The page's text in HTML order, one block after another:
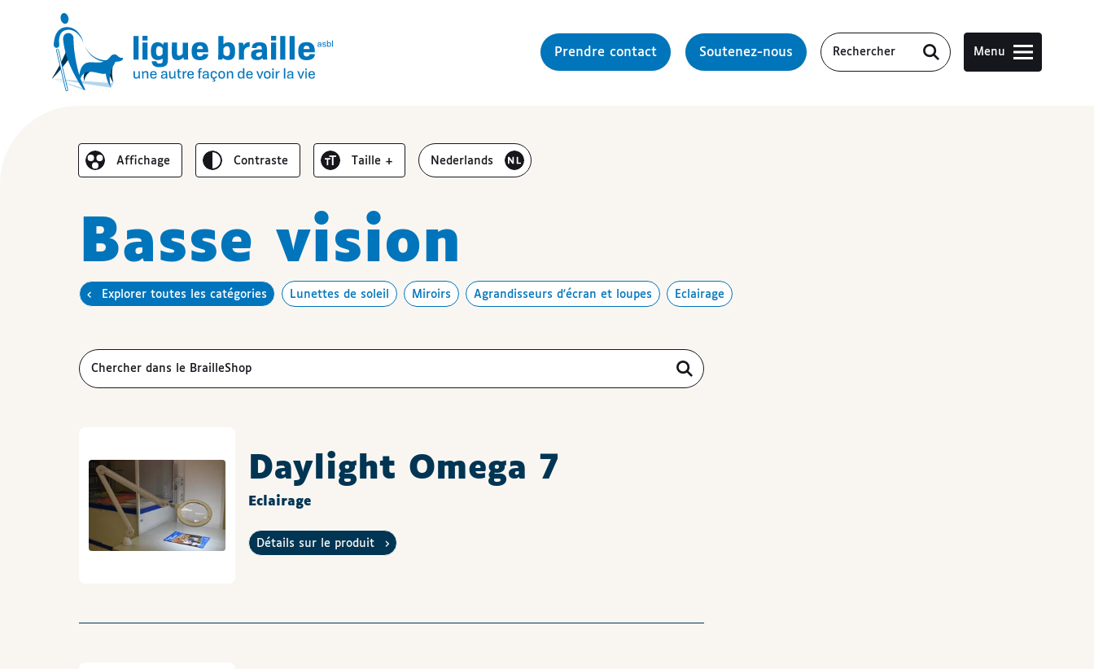
Affichage
Réduire l’affichage
Inverser le
contraste Augmenter la
taille + Bezoek de website in het
Nederlands
Prendre contact Soutenez-nous Menu
Basse vision
Explorer toutes les catégories Lunettes de soleil Miroirs Agrandisseurs d'écran et loupes Eclairage
Daylight Omega 7
Eclairage
Détails sur le produit